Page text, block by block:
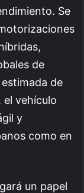
Se
de
de
el vehículo
y
como en
un papel